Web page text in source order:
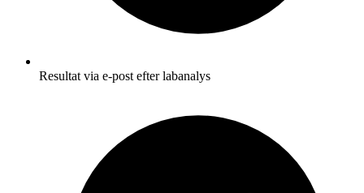
Resultat via e-post efter labanalys